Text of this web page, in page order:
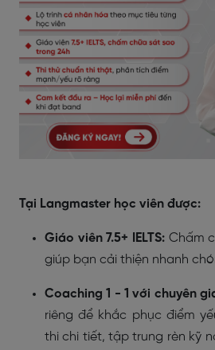
Tại Langmaster học viên được:
Giáo viên 7.5+ IELTS: Chấm
giúp bạn cải thiện nhanh
Coaching 1 - 1 với chuyên
riêng để khắc phục điểm
thi chi tiết, tập trung rèn kỹ